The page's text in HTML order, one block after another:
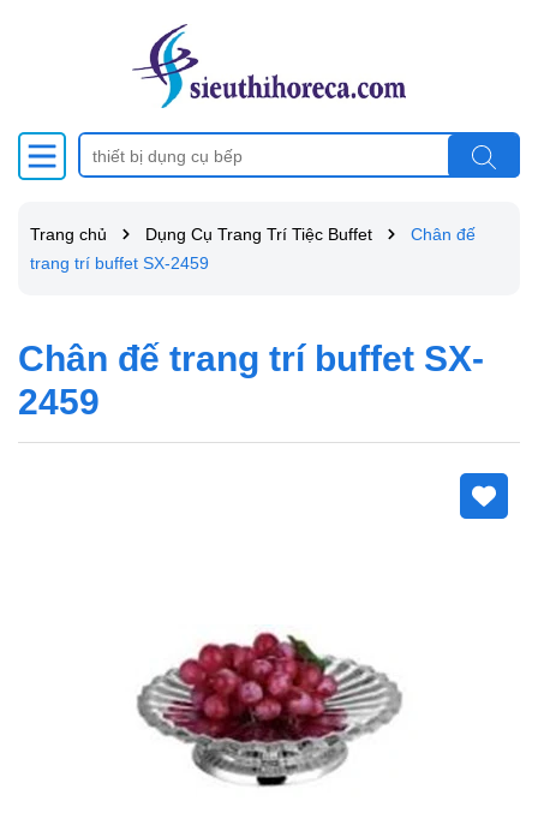
Trang chủ Dụng Cụ Trang Trí Tiệc Buffet
Chân đế
trang trí buffet SX-2459
Chân đế trang trí buffet SX-
2459